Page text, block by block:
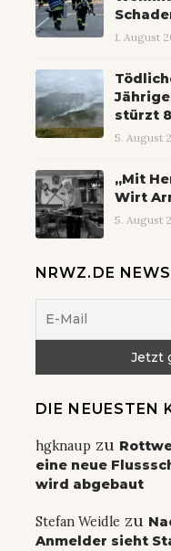
1. August
stürzt
5. August
„Mit
Wirt
5. August
NRWZ.DE
DIE NEUESTEN
hgknaup zu
eine neue
wird abgebaut
Stefan Weidle zu
Anmelder sieht